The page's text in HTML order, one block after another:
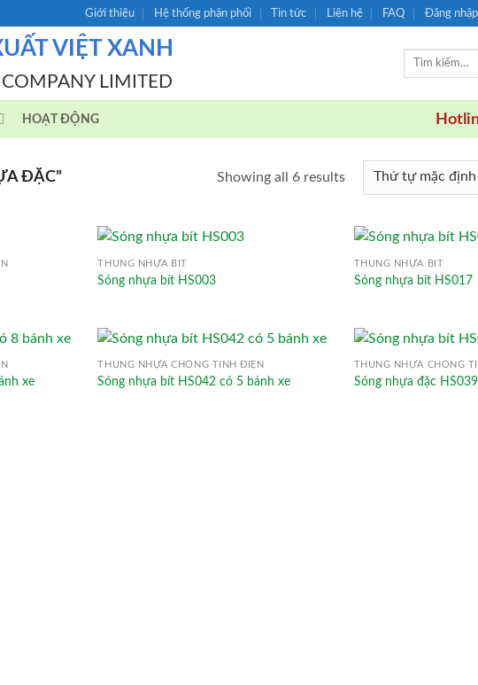
Giới thiệu Hệ thống phân phối Tin tức Liên hệ FAQ Đăng nhập
VIỆT XANH
LIMITED
Tìm
HOẠT ĐỘNG
ĐẶC” Showing all 6 results
THÙNG NHỰA BÍT
Sóng nhựa bít HS003
THÙNG NHỰA BÍT
Sóng nhựa bít HS017
xe
THÙNG NHỰA CHỐNG TĨNH ĐIỆN
Sóng nhựa bít HS042 có 5 bánh xe
THÙNG NHỰA CHỐNG
Sóng nhựa đặc HS039